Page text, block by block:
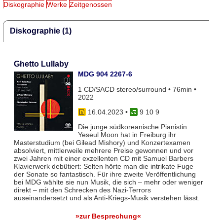
Diskographie Werke Zeitgenossen
Diskographie (1)
Ghetto Lullaby
MDG 904 2267-6
1 CD/SACD stereo/surround • 76min •
2022
16.04.2023 •
9 10 9
Die junge südkoreanische Pianistin
Yeseul Moon hat in Freiburg ihr
Masterstudium (bei Gilead Mishory) und Konzertexamen
absolviert, mittlerweile mehrere Preise gewonnen und vor
zwei Jahren mit einer exzellenten CD mit Samuel Barbers
Klavierwerk debütiert: Selten hörte man die intrikate Fuge
der Sonate so fantastisch. Für ihre zweite Veröffentlichung
bei MDG wählte sie nun Musik, die sich – mehr oder weniger
direkt – mit den Schrecken des Nazi-Terrors
auseinandersetzt und als Anti-Kriegs-Musik verstehen lässt.
»zur Besprechung«